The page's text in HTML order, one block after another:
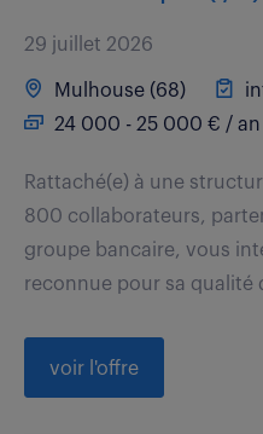
29 juillet 2026
Mulhouse (68)
24 000 - 25 000 € / an
Rattaché(e) à une
800 collaborateurs,
groupe bancaire, vous
reconnue pour sa qualité
voir l'offre